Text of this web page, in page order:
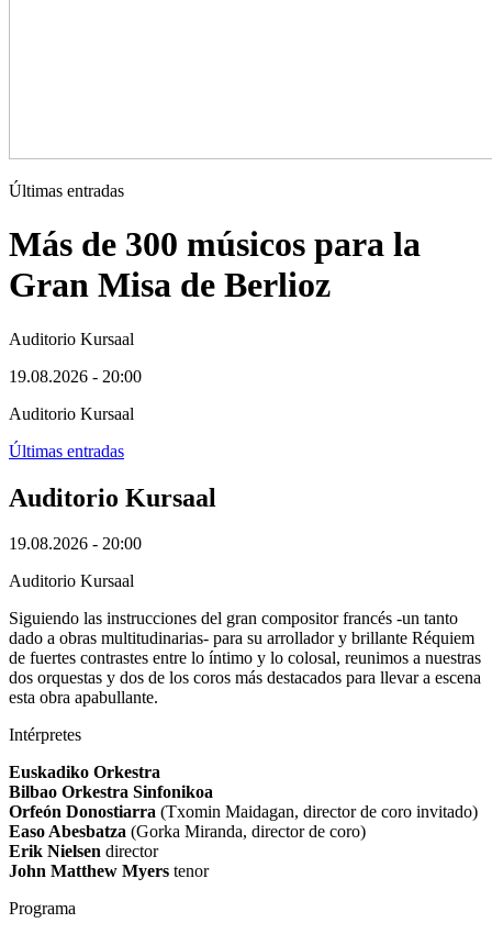
Últimas entradas
Más de 300 músicos para la
Gran Misa de Berlioz
Auditorio Kursaal
19.08.2026 - 20:00
Auditorio Kursaal
Últimas entradas
Auditorio Kursaal
19.08.2026 - 20:00
Auditorio Kursaal
Siguiendo las instrucciones del gran compositor francés -un tanto
dado a obras multitudinarias- para su arrollador y brillante Réquiem
de fuertes contrastes entre lo íntimo y lo colosal, reunimos a nuestras
dos orquestas y dos de los coros más destacados para llevar a escena
esta obra apabullante.
Intérpretes
Euskadiko Orkestra
Bilbao Orkestra Sinfonikoa
Orfeón Donostiarra (Txomin Maidagan, director de coro invitado)
Easo Abesbatza (Gorka Miranda, director de coro)
Erik Nielsen director
John Matthew Myers tenor
Programa